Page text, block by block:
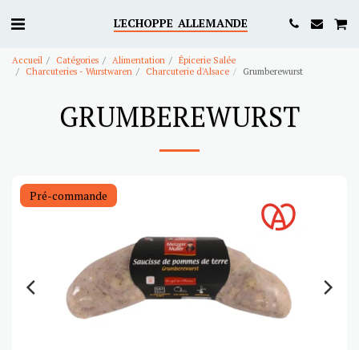
L'ECHOPPE ALLEMANDE
Accueil Catégories Alimentation
Épicerie Salée
Charcuteries - Wurstwaren
Charcuterie d'Alsace Grumberewurst
GRUMBEREWURST
Pré-commande